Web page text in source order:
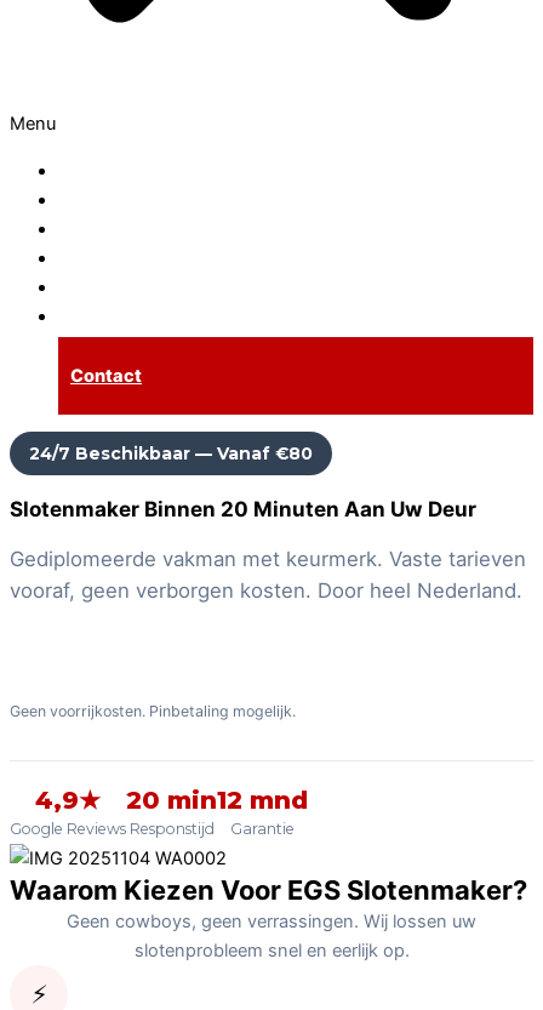
Menu
Contact
24/7 Beschikbaar — Vanaf €80
Slotenmaker Binnen 20 Minuten Aan Uw Deur
Gediplomeerde vakman met keurmerk. Vaste tarieven
vooraf, geen verborgen kosten. Door heel Nederland.
Geen voorrijkosten. Pinbetaling mogelijk.
4,9★
Google Reviews
20 min
Responstijd
12 mnd
Garantie
Waarom Kiezen Voor EGS Slotenmaker?
Geen cowboys, geen verrassingen. Wij lossen uw
slotenprobleem snel en eerlijk op.
⚡